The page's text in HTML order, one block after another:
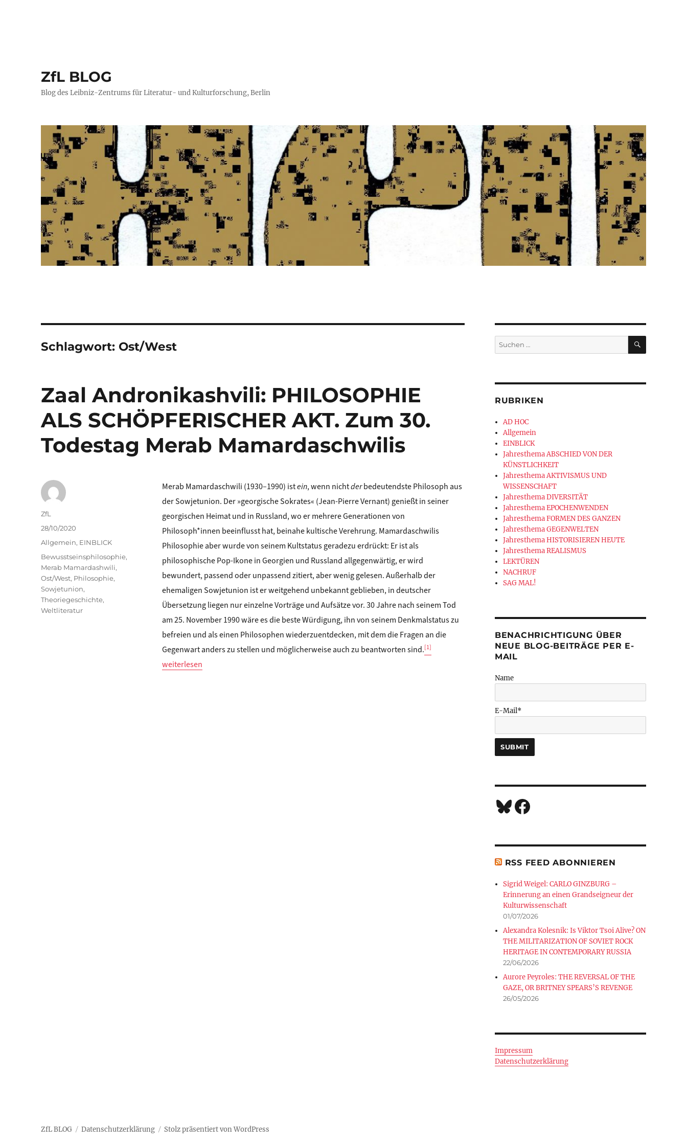
ZfL BLOG
Blog des Leibniz-Zentrums für Literatur- und Kulturforschung, Berlin
Schlagwort: Ost/West
Zaal Andronikashvili: PHILOSOPHIE
ALS SCHÖPFERISCHER AKT. Zum 30.
Todestag Merab Mamardaschwilis
Merab Mamardaschwili (1930–1990) istein, wenn nichtderbedeutendste Philosoph aus
der Sowjetunion. Der »georgische Sokrates« (Jean-Pierre Vernant) genießt in seiner
georgischen Heimat und in Russland, wo er mehrere Generationen von
Philosoph*innen beeinflusst hat, beinahe kultische Verehrung. Mamardaschwilis
Philosophie aber wurde von seinem Kultstatus geradezu erdrückt: Er ist als
philosophische Pop-Ikone in Georgien und Russland allgegenwärtig, er wird
bewundert, passend oder unpassend zitiert, aber wenig gelesen. Außerhalb der
ehemaligen Sowjetunion ist er weitgehend unbekannt geblieben, in deutscher
Übersetzung liegen nur einzelne Vorträge und Aufsätze vor. 30 Jahre nach seinem Tod
am 25. November 1990 wäre es die beste Würdigung, ihn von seinem Denkmalstatus zu
befreien und als einen Philosophen wiederzuentdecken, mit dem die Fragen an die
Gegenwart anders zu stellen und möglicherweise auch zu beantworten sind.[1]
„Zaal Andronikashvili: PHILOSOPHIE ALS SCHÖPFERISCHER AKT. Zum 30. Todestag Merab Mamardaschwilis“
weiterlesen
Autor
ZfL
Veröffentlicht
am
28/10/2020
Kategorien
Allgemein, EINBLICK
Schlagwörter
Bewusstseinsphilosophie,
Merab Mamardashwili,
Ost/West, Philosophie,
Sowjetunion,
Theoriegeschichte,
Weltliteratur
Suchen
nach:
SUCHEN
RUBRIKEN
AD HOC
Allgemein
EINBLICK
Jahresthema ABSCHIED VON DER
KÜNSTLICHKEIT
Jahresthema AKTIVISMUS UND
WISSENSCHAFT
Jahresthema DIVERSITÄT
Jahresthema EPOCHENWENDEN
Jahresthema FORMEN DES GANZEN
Jahresthema GEGENWELTEN
Jahresthema HISTORISIEREN HEUTE
Jahresthema REALISMUS
LEKTÜREN
NACHRUF
SAG MAL!
BENACHRICHTIGUNG ÜBER
NEUE BLOG-BEITRÄGE PER E-
MAIL
Name
E-Mail*
Bluesky
Facebook
RSS FEED ABONNIEREN
Sigrid Weigel: CARLO GINZBURG –
Erinnerung an einen Grandseigneur der
Kulturwissenschaft
01/07/2026
Alexandra Kolesnik: Is Viktor Tsoi Alive? ON
THE MILITARIZATION OF SOVIET ROCK
HERITAGE IN CONTEMPORARY RUSSIA
22/06/2026
Aurore Peyroles: THE REVERSAL OF THE
GAZE, OR BRITNEY SPEARS’S REVENGE
26/05/2026
Impressum
Datenschutzerklärung
ZfL BLOG Datenschutzerklärung Stolz präsentiert von WordPress